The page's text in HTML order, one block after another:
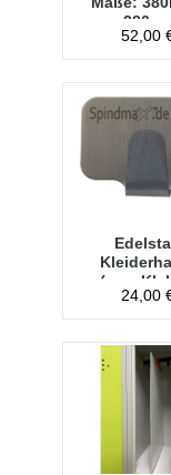
280mm
52,00
(zum
24,00